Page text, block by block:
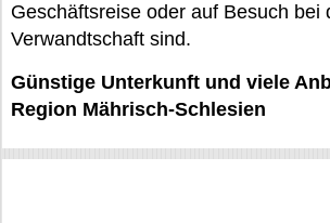
Geschäftsreise oder auf Besuch bei
Verwandtschaft sind.
Günstige Unterkunft und viele
Region Mährisch-Schlesien